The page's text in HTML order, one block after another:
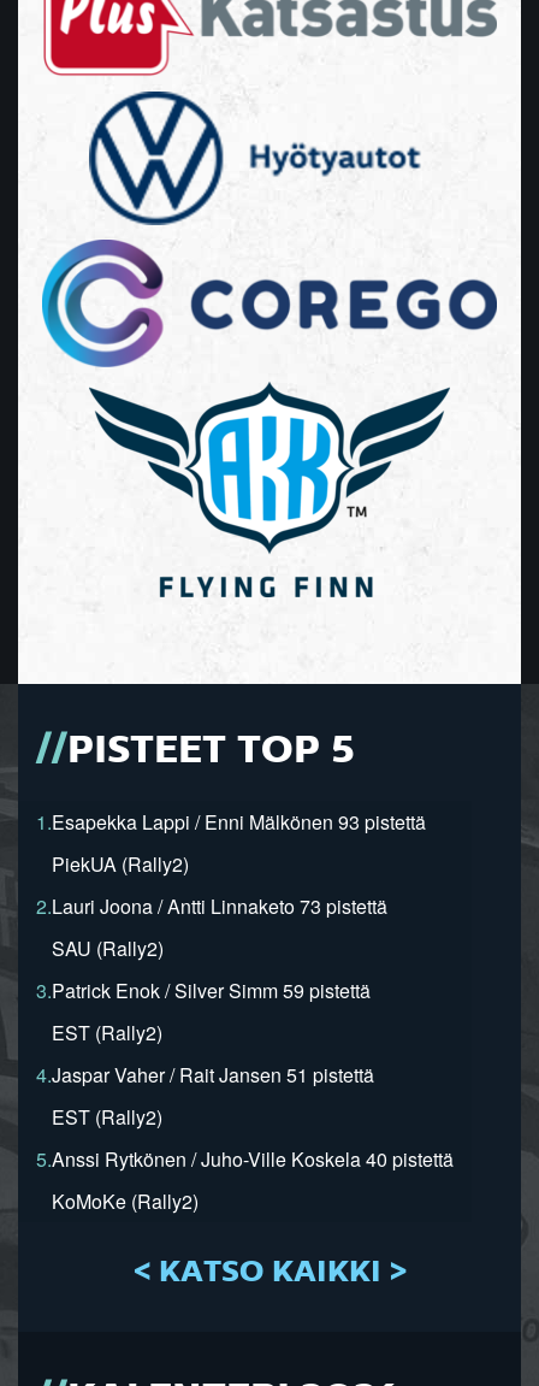
PISTEET TOP 5
1.Esapekka Lappi / Enni Mälkönen 93 pistettä
PiekUA (Rally2)
2.Lauri Joona / Antti Linnaketo 73 pistettä
SAU (Rally2)
3.Patrick Enok / Silver Simm 59 pistettä
EST (Rally2)
4.Jaspar Vaher / Rait Jansen 51 pistettä
EST (Rally2)
5.Anssi Rytkönen / Juho-Ville Koskela 40 pistettä
KoMoKe (Rally2)
< KATSO KAIKKI >